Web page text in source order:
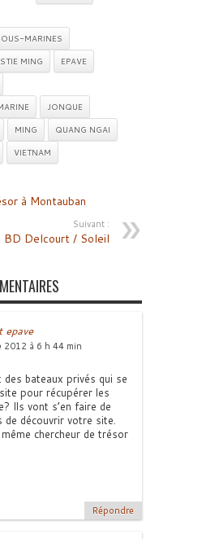
MARINES
MING
EPAVE
JONQUE
MING
QUANG NGAI
VIETNAM
à Montauban
Suivant :
BD Delcourt / Soleil
epave
2012 à 6 h 44 min
des bateaux privés qui se
pour récupérer les
Ils vont s’en faire de
de découvrir votre site.
chercheur de trésor
Répondre